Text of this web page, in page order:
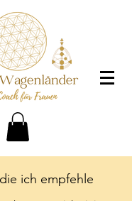
ich empfehle